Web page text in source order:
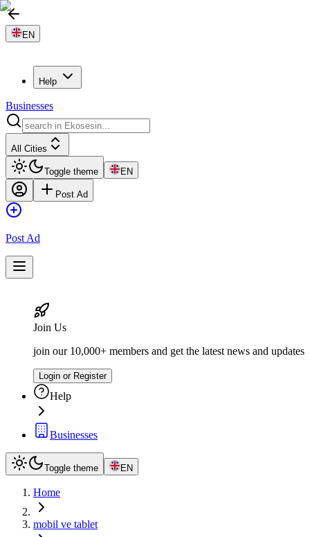
EN
Help
Businesses
All Cities
Toggle theme EN
Post Ad
Post Ad
Join Us
join our 10,000+ members and get the latest news and updates
Login or Register
Help
Businesses
Toggle theme EN
Home
mobil ve tablet